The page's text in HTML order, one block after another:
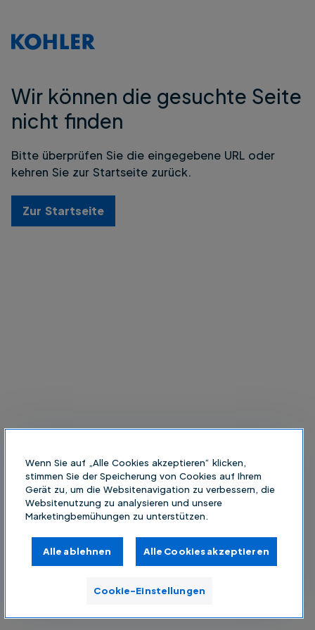
Wir können die gesuchte Seite
nicht finden
Bitte überprüfen Sie die eingegebene URL oder
kehren Sie zur Startseite zurück.
Zur Startseite
Wenn Sie auf „Alle Cookies akzeptieren“ klicken,
stimmen Sie der Speicherung von Cookies auf Ihrem
Gerät zu, um die Websitenavigation zu verbessern, die
Websitenutzung zu analysieren und unsere
Marketingbemühungen zu unterstützen.
Alle ablehnen Alle Cookies akzeptieren
Cookie-Einstellungen